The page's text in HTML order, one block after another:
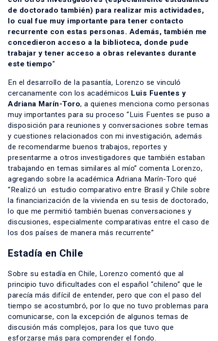
de doctorado también) para realizar mis actividades,
lo cual fue muy importante para tener contacto
recurrente con estas personas. Además, también me
concedieron acceso a la biblioteca, donde pude
trabajar y tener acceso a obras relevantes durante
este tiempo”
En el desarrollo de la pasantía, Lorenzo se vinculó
cercanamente con los académicos Luis Fuentes y
Adriana Marín-Toro, a quienes menciona como personas
muy importantes para su proceso “Luis Fuentes se puso a
disposición para reuniones y conversaciones sobre temas
y cuestiones relacionados con mi investigación, además
de recomendarme buenos trabajos, reportes y
presentarme a otros investigadores que también estaban
trabajando en temas similares al mío” comenta Lorenzo,
agregando sobre la académica Adriana Marín-Toro qué
“Realizó un estudio comparativo entre Brasil y Chile sobre
la financiarización de la vivienda en su tesis de doctorado,
lo que me permitió también buenas conversaciones y
discusiones, especialmente comparativas entre el caso de
los dos países de manera más recurrente”
Estadía en Chile
Sobre su estadía en Chile, Lorenzo comentó que al
principio tuvo dificultades con el español “chileno” que le
parecía más difícil de entender, pero que con el paso del
tiempo se acostumbró, por lo que no tuvo problemas para
comunicarse, con la excepción de algunos temas de
discusión más complejos, para los que tuvo que
esforzarse más para comprender el fondo.